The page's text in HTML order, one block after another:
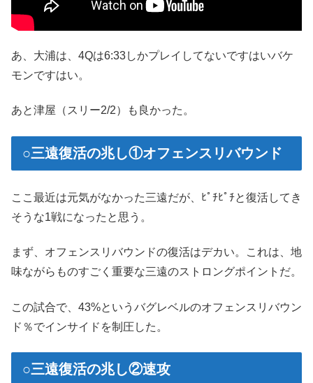
あ、大浦は、4Qは6:33しかプレイしてないですはいバケ
モンですはい。
あと津屋（スリー2/2）も良かった。
○三遠復活の兆し①オフェンスリバウンド
ここ最近は元気がなかった三遠だが、ﾋﾟﾁﾋﾟﾁと復活してき
そうな1戦になったと思う。
まず、オフェンスリバウンドの復活はデカい。これは、地
味ながらものすごく重要な三遠のストロングポイントだ。
この試合で、43%というバグレベルのオフェンスリバウン
ド％でインサイドを制圧した。
○三遠復活の兆し②速攻